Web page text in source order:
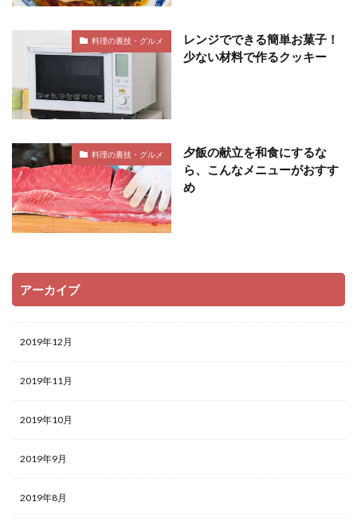
料理の裏技・グルメ
レンジでできる簡単お菓子！
少ない材料で作るクッキー
料理の裏技・グルメ
夕飯の献立を和食にするな
ら、こんなメニューがおすす
め
アーカイブ
2019年12月
2019年11月
2019年10月
2019年9月
2019年8月